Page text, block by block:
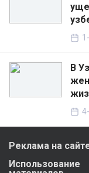
В
Реклама на
Использование